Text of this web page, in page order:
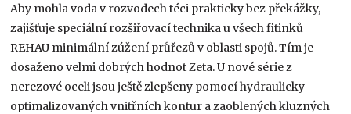
Aby mohla voda v rozvodech téci prakticky bez překážky,
zajišťuje speciální rozšiřovací technika u všech fitinků
REHAU minimální zúžení průřezů v oblasti spojů. Tím je
dosaženo velmi dobrých hodnot Zeta. U nové série z
nerezové oceli jsou ještě zlepšeny pomocí hydraulicky
optimalizovaných vnitřních kontur a zaoblených kluzných